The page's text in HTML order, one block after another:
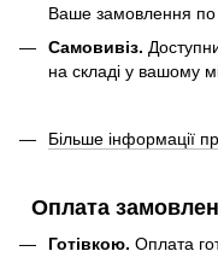
Ваше замовлення
Самовивіз.
на складі у вашому
Більше інформації
Оплата
Готівкою. Оплата